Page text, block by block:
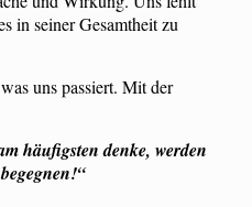
in seiner Gesamtheit zu
uns passiert. Mit der
häufigsten denke, werden